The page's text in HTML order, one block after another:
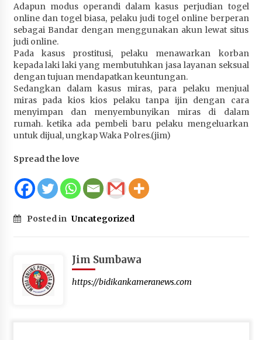
Program 100 Mustahik Per Desa di Desa Teluk
Santong
4 minggu ago
Dosen UTS Siap Kembangkan Inovasi Lewat
Pelatihan PDPP 2026 Bali
4 minggu ago
Terapkan “Polantas Menyapa”, Satlantas Polres
Sumbawa Berupaya Wujudkan Pelayanan
Kepolisian yang Profesional
Sumbawa Terus Dirasakan Masyarakat
1 bulan ago
Adapun modus operandi dalam kasus perjudian togel
online dan togel biasa, pelaku judi togel online berperan
sebagai Bandar dengan menggunakan akun lewat situs
judi online.
Pada kasus prostitusi, pelaku menawarkan korban
kepada laki laki yang membutuhkan jasa layanan seksual
dengan tujuan mendapatkan keuntungan.
Sedangkan dalam kasus miras, para pelaku menjual
miras pada kios kios pelaku tanpa ijin dengan cara
menyimpan dan menyembunyikan miras di dalam
rumah. ketika ada pembeli baru pelaku mengeluarkan
untuk dijual, ungkap Waka Polres.(jim)
Spread the love
Posted in Uncategorized
Jim Sumbawa
https://bidikankameranews.com